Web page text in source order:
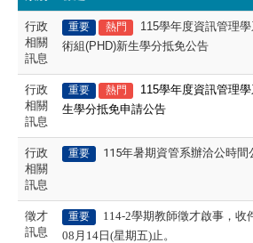
行政
相關
訊息
重要 熱門 115學年度資訊管理
術組(PHD)新生學分抵免公告
行政
相關
訊息
重要 熱門 115學年度資訊管理
生學分抵免申請公告
行政
相關
訊息
重要 115年暑期資管系辦洽公時間
徵才
訊息
重要 114-2學期教師徵才啟事，收
08月14日(星期五)止。